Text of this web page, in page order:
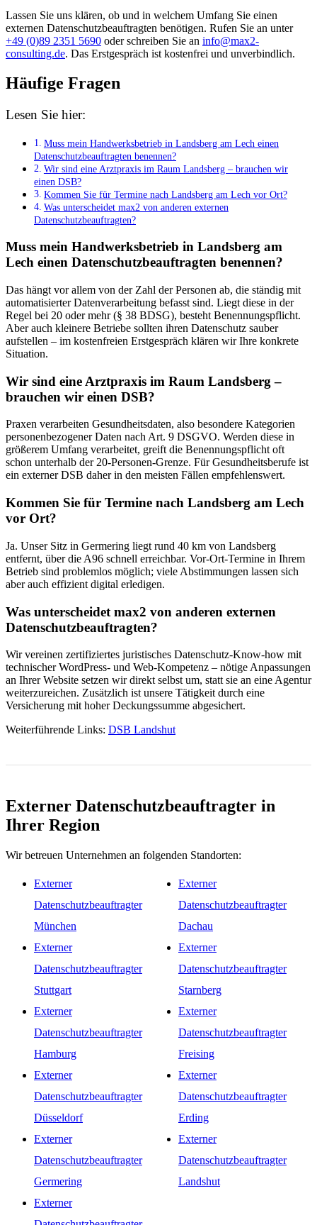
Lassen Sie uns klären, ob und in welchem Umfang Sie einen
externen Datenschutzbeauftragten benötigen. Rufen Sie an unter
+49 (0)89 2351 5690 oder schreiben Sie an info@max2-
consulting.de. Das Erstgespräch ist kostenfrei und unverbindlich.
Häufige Fragen
Lesen Sie hier:
Muss mein Handwerksbetrieb in Landsberg am Lech einen
Datenschutzbeauftragten benennen?
Wir sind eine Arztpraxis im Raum Landsberg – brauchen wir
einen DSB?
Kommen Sie für Termine nach Landsberg am Lech vor Ort?
Was unterscheidet max2 von anderen externen
Datenschutzbeauftragten?
Muss mein Handwerksbetrieb in Landsberg am
Lech einen Datenschutzbeauftragten benennen?
Das hängt vor allem von der Zahl der Personen ab, die ständig mit
automatisierter Datenverarbeitung befasst sind. Liegt diese in der
Regel bei 20 oder mehr (§ 38 BDSG), besteht Benennungspflicht.
Aber auch kleinere Betriebe sollten ihren Datenschutz sauber
aufstellen – im kostenfreien Erstgespräch klären wir Ihre konkrete
Situation.
Wir sind eine Arztpraxis im Raum Landsberg –
brauchen wir einen DSB?
Praxen verarbeiten Gesundheitsdaten, also besondere Kategorien
personenbezogener Daten nach Art. 9 DSGVO. Werden diese in
größerem Umfang verarbeitet, greift die Benennungspflicht oft
schon unterhalb der 20-Personen-Grenze. Für Gesundheitsberufe ist
ein externer DSB daher in den meisten Fällen empfehlenswert.
Kommen Sie für Termine nach Landsberg am Lech
vor Ort?
Ja. Unser Sitz in Germering liegt rund 40 km von Landsberg
entfernt, über die A96 schnell erreichbar. Vor-Ort-Termine in Ihrem
Betrieb sind problemlos möglich; viele Abstimmungen lassen sich
aber auch effizient digital erledigen.
Was unterscheidet max2 von anderen externen
Datenschutzbeauftragten?
Wir vereinen zertifiziertes juristisches Datenschutz-Know-how mit
technischer WordPress- und Web-Kompetenz – nötige Anpassungen
an Ihrer Website setzen wir direkt selbst um, statt sie an eine Agentur
weiterzureichen. Zusätzlich ist unsere Tätigkeit durch eine
Versicherung mit hoher Deckungssumme abgesichert.
Weiterführende Links: DSB Landshut
Externer Datenschutzbeauftragter in
Ihrer Region
Wir betreuen Unternehmen an folgenden Standorten:
Externer
Datenschutzbeauftragter
München
Externer
Datenschutzbeauftragter
Stuttgart
Externer
Datenschutzbeauftragter
Hamburg
Externer
Datenschutzbeauftragter
Düsseldorf
Externer
Datenschutzbeauftragter
Germering
Externer
Externer
Datenschutzbeauftragter
Dachau
Externer
Datenschutzbeauftragter
Starnberg
Externer
Datenschutzbeauftragter
Freising
Externer
Datenschutzbeauftragter
Erding
Externer
Datenschutzbeauftragter
Landshut